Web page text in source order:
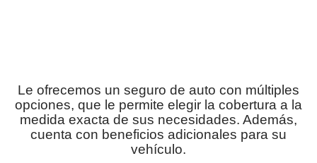
Le ofrecemos un seguro de auto con múltiples
opciones, que le permite elegir la cobertura a la
medida exacta de sus necesidades. Además,
cuenta con beneficios adicionales para su
vehículo.